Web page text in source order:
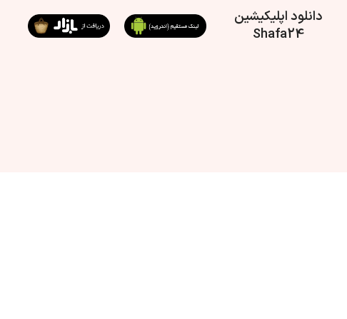
گرمایشی فعالیت
دانلود اپلیکیشین
Shafa24